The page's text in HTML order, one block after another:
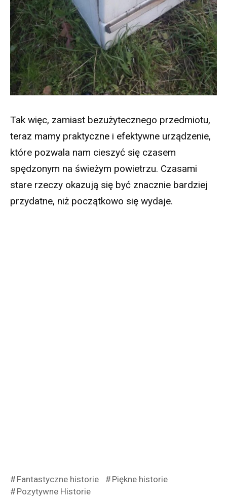
Tak więc, zamiast bezużytecznego przedmiotu,
teraz mamy praktyczne i efektywne urządzenie,
które pozwala nam cieszyć się czasem
spędzonym na świeżym powietrzu. Czasami
stare rzeczy okazują się być znacznie bardziej
przydatne, niż początkowo się wydaje.
Fantastyczne historie
Piękne historie
Pozytywne Historie